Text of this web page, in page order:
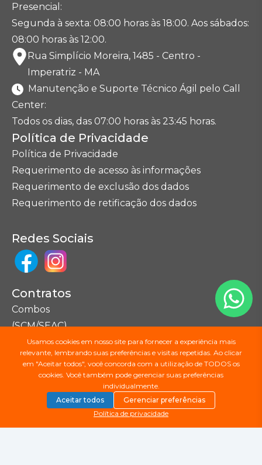
Usamos cookies em nosso site para fornecer a experiência mais
relevante, lembrando suas preferências e visitas repetidas. Ao clicar
em "Aceitar todos", você concorda com a utilização de TODOS os
cookies. Você também pode gerenciar suas preferências
individualmente.
Aceitar todos
Gerenciar preferências
Política de privacidade
Presencial:
Segunda à sexta: 08:00 horas às 18:00. Aos sábados:
08:00 horas às 12:00.
Rua Simplício Moreira, 1485 - Centro -
Imperatriz - MA
Manutenção e Suporte Técnico Ágil pelo Call
Center:
Todos os dias, das 07:00 horas às 23:45 horas.
Política de Privacidade
Política de Privacidade
Requerimento de acesso às informações
Requerimento de exclusão dos dados
Requerimento de retificação dos dados
Redes Sociais
Contratos
Combos
(SCM/SEAC)
Seções do Site
Mapa do Site
Copyright ©2026Júpiter Telecomunicações.